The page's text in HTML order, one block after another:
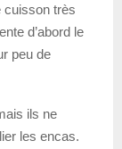
cuisson très
d’abord le
peu de
ils ne
les encas.